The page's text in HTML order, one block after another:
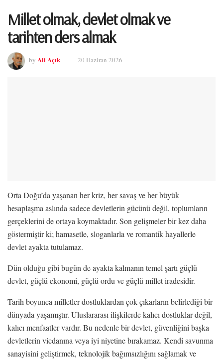
Millet olmak, devlet olmak ve
tarihten ders almak
by Ali Açık 20 Haziran 2026
Orta Doğu’da yaşanan her kriz, her savaş ve her büyük
hesaplaşma aslında sadece devletlerin gücünü değil, toplumların
gerçeklerini de ortaya koymaktadır. Son gelişmeler bir kez daha
göstermiştir ki; hamasetle, sloganlarla ve romantik hayallerle
devlet ayakta tutulamaz.
Dün olduğu gibi bugün de ayakta kalmanın temel şartı güçlü
devlet, güçlü ekonomi, güçlü ordu ve güçlü millet iradesidir.
Tarih boyunca milletler dostluklardan çok çıkarların belirlediği bir
dünyada yaşamıştır. Uluslararası ilişkilerde kalıcı dostluklar değil,
kalıcı menfaatler vardır. Bu nedenle bir devlet, güvenliğini başka
devletlerin vicdanına veya iyi niyetine bırakamaz. Kendi savunma
sanayisini geliştirmek, teknolojik bağımsızlığını sağlamak ve